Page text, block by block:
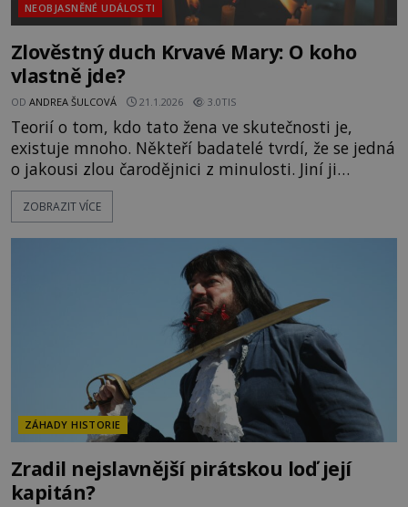
NEOBJASNĚNÉ UDÁLOSTI
Zlověstný duch Krvavé Mary: O koho
vlastně jde?
OD ANDREA ŠULCOVÁ 21.1.2026 3.0TIS
Teorií o tom, kdo tato žena ve skutečnosti je,
existuje mnoho. Někteří badatelé tvrdí, že se jedná
o jakousi zlou čarodějnici z minulosti. Jiní ji
ztotožňují s ďáblovou dcerou či nevěstou. Další
dokonce s Pannou Marií! Tyto teorie se však
hodnověrnější je legenda, která praví, že Mary
mohla být v minulosti krásná
ZOBRAZIT VÍCE
ZÁHADY HISTORIE
Zradil nejslavnější pirátskou loď její
kapitán?